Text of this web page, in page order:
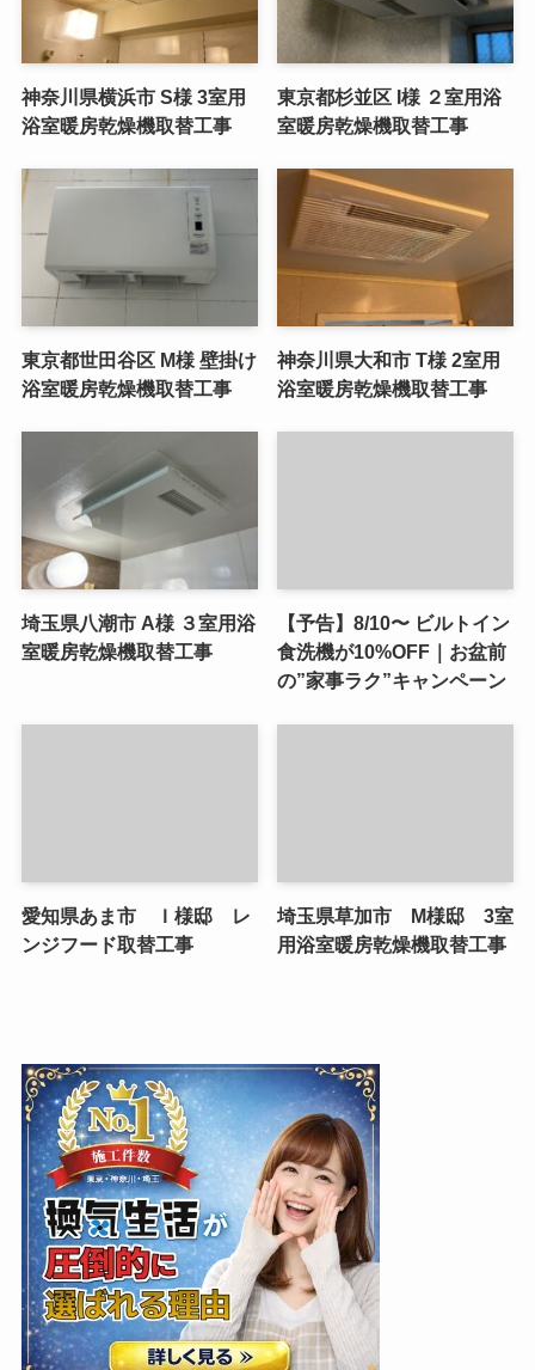
神奈川県横浜市 S様 3室用
浴室暖房乾燥機取替工事
東京都杉並区 I様 ２室用浴
室暖房乾燥機取替工事
東京都世田谷区 M様 壁掛け
浴室暖房乾燥機取替工事
神奈川県大和市 T様 2室用
浴室暖房乾燥機取替工事
埼玉県八潮市 A様 ３室用浴
室暖房乾燥機取替工事
【予告】8/10〜 ビルトイン
食洗機が10%OFF｜お盆前
の”家事ラク”キャンペーン
愛知県あま市 Ｉ様邸 レ
ンジフード取替工事
埼玉県草加市 M様邸 3室
用浴室暖房乾燥機取替工事